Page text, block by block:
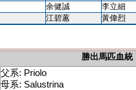
余健誠 李立細
江碧蕙
黃偉烈
勝出馬匹血統
父系: Priolo
母系: Salustrina